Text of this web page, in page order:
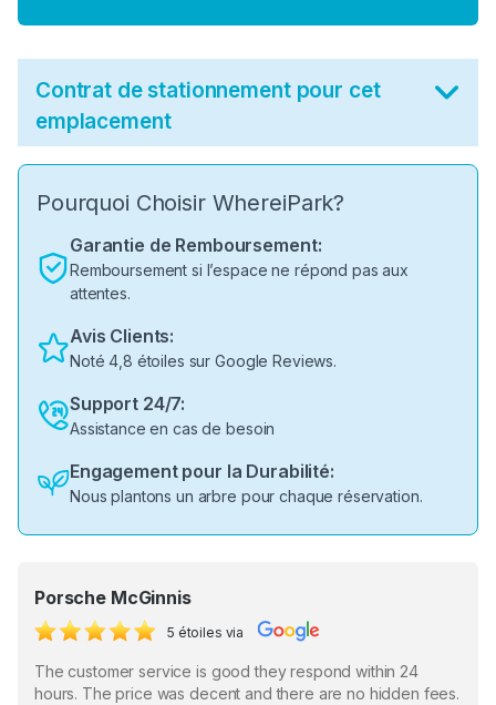
Contrat de stationnement pour cet
emplacement
Pourquoi Choisir WhereiPark?
Garantie de Remboursement:
Remboursement si l’espace ne répond pas aux
attentes.
Avis Clients:
Noté 4,8 étoiles sur Google Reviews.
Support 24/7:
Assistance en cas de besoin
Engagement pour la Durabilité:
Nous plantons un arbre pour chaque réservation.
Porsche McGinnis
5 étoiles via
The customer service is good they respond within 24
hours. The price was decent and there are no hidden fees.